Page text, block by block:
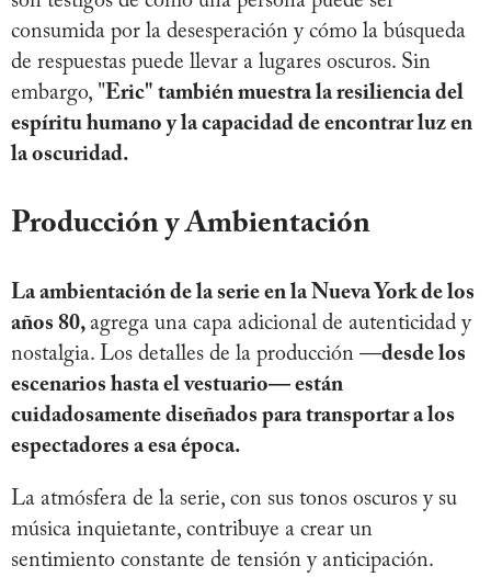
consumida por la desesperación y cómo la búsqueda
de respuestas puede llevar a lugares oscuros. Sin
embargo, "Eric" también muestra la resiliencia del
espíritu humano y la capacidad de encontrar luz en
la oscuridad.
Producción y Ambientación
La ambientación de la serie en la Nueva York de los
años 80, agrega una capa adicional de autenticidad y
nostalgia. Los detalles de la producción —desde los
escenarios hasta el vestuario— están
cuidadosamente diseñados para transportar a los
espectadores a esa época.
La atmósfera de la serie, con sus tonos oscuros y su
música inquietante, contribuye a crear un
sentimiento constante de tensión y anticipación.